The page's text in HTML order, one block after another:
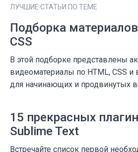
ЛУЧШИЕ СТАТЬИ ПО ТЕМЕ
Подборка
CSS
В этой подборке представлены
видеоматериалы по HTML, CSS и
для начинающих и продвинутых
15 прекрасных
Sublime Text
Встречайте список первой